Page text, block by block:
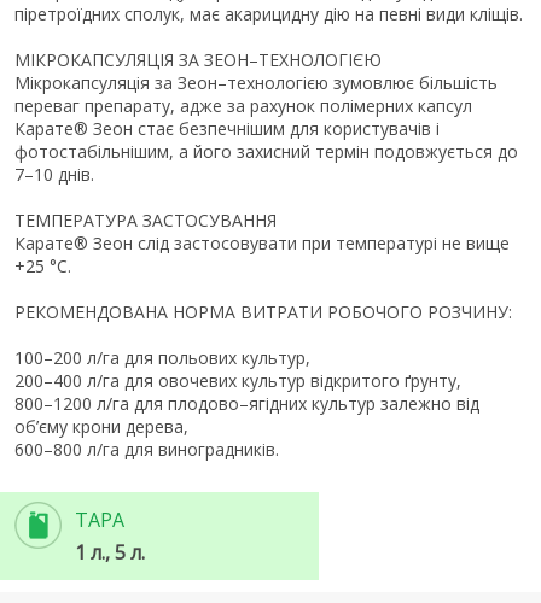
піретроїдних сполук, має акарицидну дію на певні види кліщів.
МІКРОКАПСУЛЯЦІЯ ЗА ЗЕОН–ТЕХНОЛОГІЄЮ
Мікрокапсуляція за Зеон–технологією зумовлює більшість
переваг препарату, адже за рахунок полімерних капсул
Карате® Зеон стає безпечнішим для користувачів і
фотостабільнішим, а його захисний термін подовжується до
7–10 днів.
ТЕМПЕРАТУРА ЗАСТОСУВАННЯ
Карате® Зеон слід застосовувати при температурі не вище
+25 °С.
РЕКОМЕНДОВАНА НОРМА ВИТРАТИ РОБОЧОГО РОЗЧИНУ:
100–200 л/га для польових культур,
200–400 л/га для овочевих культур відкритого ґрунту,
800–1200 л/га для плодово–ягідних культур залежно від
об’єму крони дерева,
600–800 л/га для виноградників.
ТАРА
1 л., 5 л.